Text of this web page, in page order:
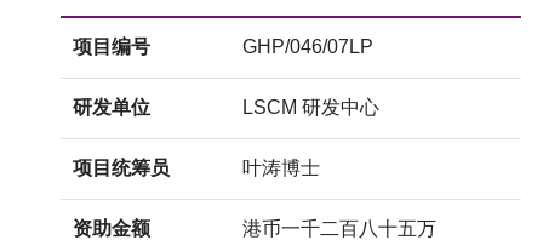
项目编号 GHP/046/07LP
研发单位 LSCM 研发中心
项目统筹员 叶涛博士
资助金额 港币一千二百八十五万